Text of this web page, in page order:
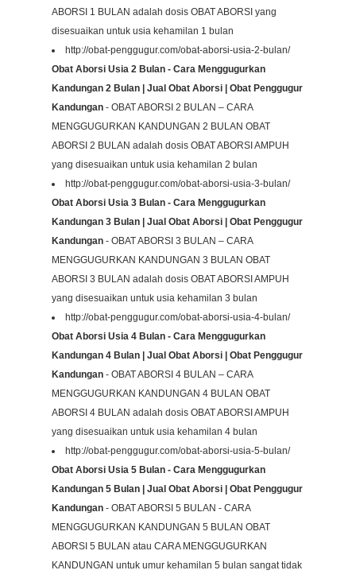
ABORSI 1 BULAN adalah dosis OBAT ABORSI yang
disesuaikan untuk usia kehamilan 1 bulan
http://obat-penggugur.com/obat-aborsi-usia-2-bulan/
Obat Aborsi Usia 2 Bulan - Cara Menggugurkan
Kandungan 2 Bulan | Jual Obat Aborsi | Obat Penggugur
Kandungan - OBAT ABORSI 2 BULAN – CARA
MENGGUGURKAN KANDUNGAN 2 BULAN OBAT
ABORSI 2 BULAN adalah dosis OBAT ABORSI AMPUH
yang disesuaikan untuk usia kehamilan 2 bulan
http://obat-penggugur.com/obat-aborsi-usia-3-bulan/
Obat Aborsi Usia 3 Bulan - Cara Menggugurkan
Kandungan 3 Bulan | Jual Obat Aborsi | Obat Penggugur
Kandungan - OBAT ABORSI 3 BULAN – CARA
MENGGUGURKAN KANDUNGAN 3 BULAN OBAT
ABORSI 3 BULAN adalah dosis OBAT ABORSI AMPUH
yang disesuaikan untuk usia kehamilan 3 bulan
http://obat-penggugur.com/obat-aborsi-usia-4-bulan/
Obat Aborsi Usia 4 Bulan - Cara Menggugurkan
Kandungan 4 Bulan | Jual Obat Aborsi | Obat Penggugur
Kandungan - OBAT ABORSI 4 BULAN – CARA
MENGGUGURKAN KANDUNGAN 4 BULAN OBAT
ABORSI 4 BULAN adalah dosis OBAT ABORSI AMPUH
yang disesuaikan untuk usia kehamilan 4 bulan
http://obat-penggugur.com/obat-aborsi-usia-5-bulan/
Obat Aborsi Usia 5 Bulan - Cara Menggugurkan
Kandungan 5 Bulan | Jual Obat Aborsi | Obat Penggugur
Kandungan - OBAT ABORSI 5 BULAN - CARA
MENGGUGURKAN KANDUNGAN 5 BULAN OBAT
ABORSI 5 BULAN atau CARA MENGGUGURKAN
KANDUNGAN untuk umur kehamilan 5 bulan sangat tidak